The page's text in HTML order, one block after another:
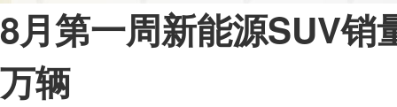
8月第一周新能源SUV
万辆